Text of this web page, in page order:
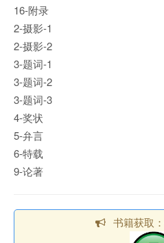
16-附录
2-摄影-1
2-摄影-2
3-题词-1
3-题词-2
3-题词-3
4-奖状
5-弁言
6-特载
9-论著
书籍获取：